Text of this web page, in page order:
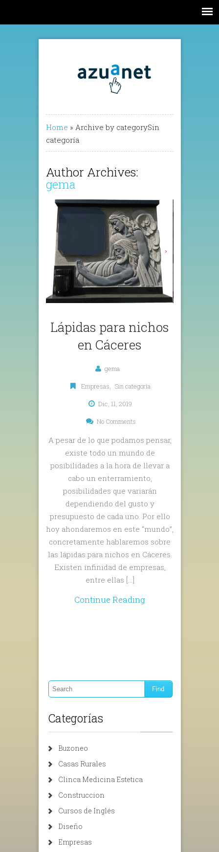
Home » Archive by categorySin
categoría
Author Archives:
gema
Lápidas para nichos
en Cáceres
gema
Empresas, Sin categoría
Dic, 11, 2019
No Comments
A pesar de lo que podamos pensar,
existe todo un mundo de
posibilidades a la hora de llevar a
cabo un enterramiento,
posibilidades que variarán
dependiendo del gusto y
presupuesto de cada uno. Por ello
hoy ahondaremos en este “mundo”,
concretamente hablaremos sobre
las lápidas para nichos en Cáceres.
Existen infinidad de empresas,
entre ellas […]
Continue Reading
Categorías
Buzoneo
Casas Rurales
Clinca Medicina Estetica
Construccion
Cursos de Inglés
Diseño
Empresas